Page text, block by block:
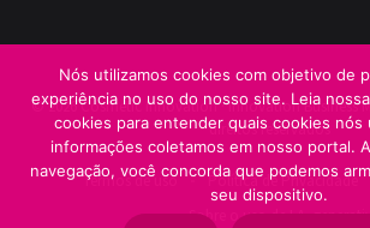
© 2026 Cosmetic Innovation · Innovation Business
direitos reservados
Termos de uso Política de Privacidade
Sobre o uso de I.A.
Nós utilizamos cookies com objetivo de
experiência no uso do nosso site. Leia
cookies para entender quais cookies nós
informações coletamos em nosso portal.
navegação, você concorda que podemos
seu dispositivo.